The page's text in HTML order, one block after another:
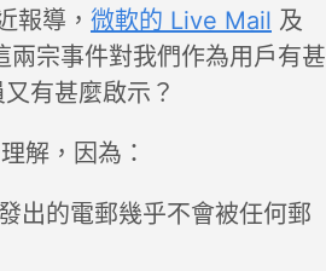
報導， 微軟的 Live Mail 及
兩宗事件對我們作為用戶有甚
有甚麼啟示？
解，因為：
出的電郵幾乎不會被任何郵